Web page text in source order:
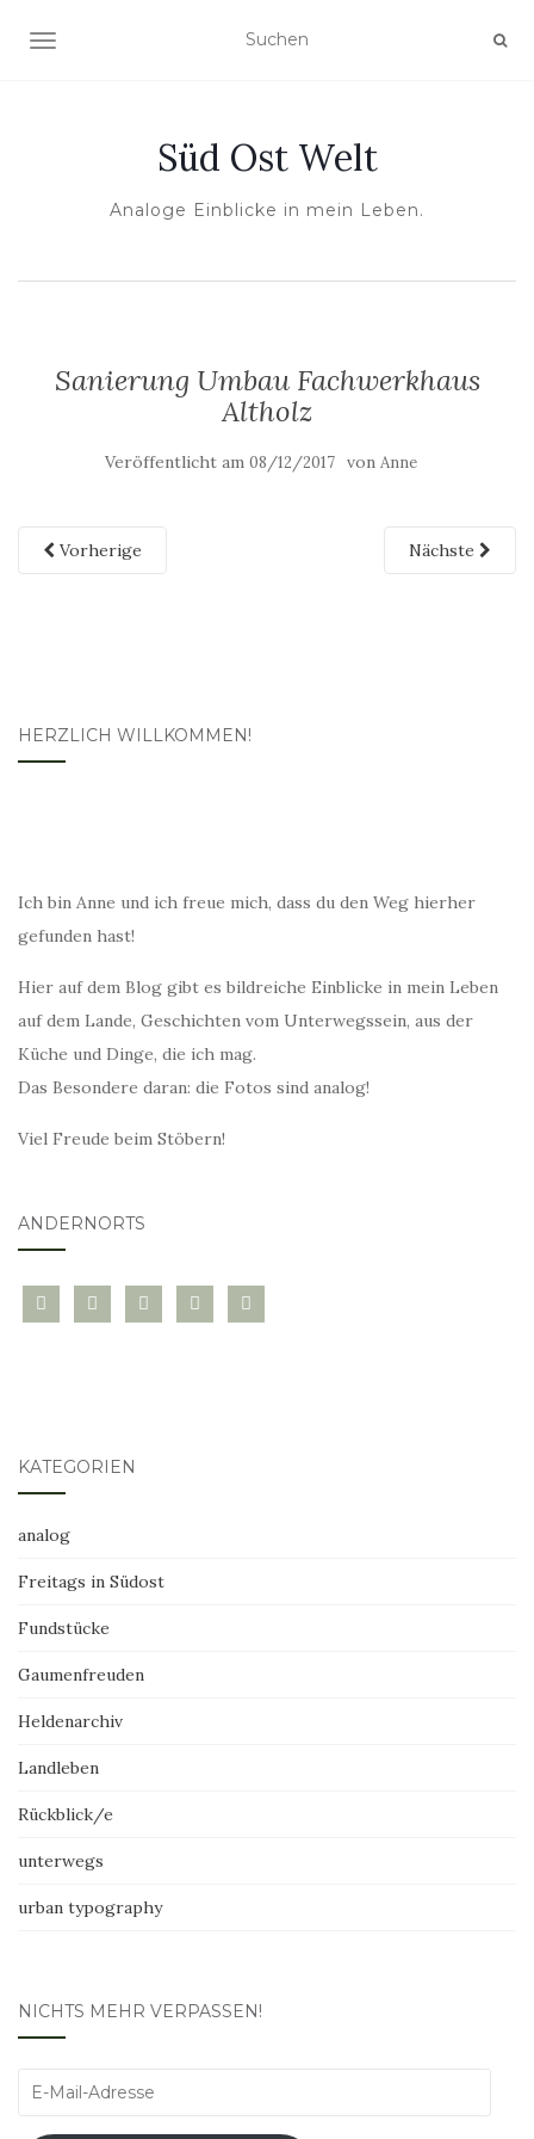
NAVIGATION UMSCHALTEN
Süd Ost Welt
Analoge Einblicke in mein Leben.
Sanierung Umbau Fachwerkhaus
Altholz
Veröffentlicht am 08/12/2017 von Anne
Vorherige Nächste
HERZLICH WILLKOMMEN!
Ich bin Anne und ich freue mich, dass du den Weg hierher
gefunden hast!
Hier auf dem Blog gibt es bildreiche Einblicke in mein Leben
auf dem Lande, Geschichten vom Unterwegssein, aus der
Küche und Dinge, die ich mag.
Das Besondere daran: die Fotos sind analog!
Viel Freude beim Stöbern!
ANDERNORTS
bloglovininstagramtwitter pinterest
mail
KATEGORIEN
analog
Freitags in Südost
Fundstücke
Gaumenfreuden
Heldenarchiv
Landleben
Rückblick/e
unterwegs
urban typography
NICHTS MEHR VERPASSEN!
E-